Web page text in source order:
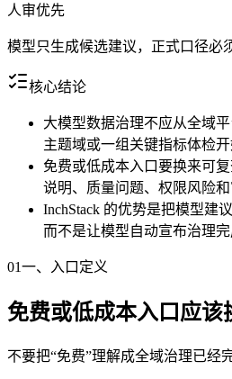
人审优先
模型只生成候选建议，正式口径必
核心结论
大模型数据治理不应从全域
主题域或一组关键指标体检开
免费或低成本入口要换来可
说明、质量问题、权限风险和
InchStack 的优势是把模型建
而不是让模型自动宣布治理完
01一、入口定义
免费或低成本入口应该
不要把“免费”理解成全域治理已经